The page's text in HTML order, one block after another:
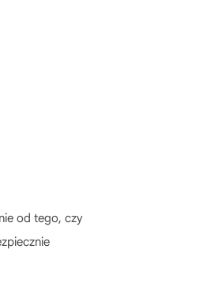
od tego, czy